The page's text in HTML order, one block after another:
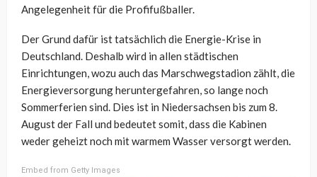
Angelegenheit für die Profifußballer.
Der Grund dafür ist tatsächlich die Energie-Krise in
Deutschland. Deshalb wird in allen städtischen
Einrichtungen, wozu auch das Marschwegstadion zählt, die
Energieversorgung heruntergefahren, so lange noch
Sommerferien sind. Dies ist in Niedersachsen bis zum 8.
August der Fall und bedeutet somit, dass die Kabinen
weder geheizt noch mit warmem Wasser versorgt werden.
Embed from Getty Images